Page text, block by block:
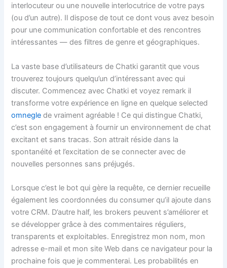
interlocuteur ou une nouvelle interlocutrice de votre pays
(ou d’un autre). Il dispose de tout ce dont vous avez besoin
pour une communication confortable et des rencontres
intéressantes — des filtres de genre et géographiques.
La vaste base d’utilisateurs de Chatki garantit que vous
trouverez toujours quelqu’un d’intéressant avec qui
discuter. Commencez avec Chatki et voyez remark il
transforme votre expérience en ligne en quelque selected
omnegle de vraiment agréable ! Ce qui distingue Chatki,
c’est son engagement à fournir un environnement de chat
excitant et sans tracas. Son attrait réside dans la
spontanéité et l’excitation de se connecter avec de
nouvelles personnes sans préjugés.
Lorsque c’est le bot qui gère la requête, ce dernier recueille
également les coordonnées du consumer qu’il ajoute dans
votre CRM. D’autre half, les brokers peuvent s’améliorer et
se développer grâce à des commentaires réguliers,
transparents et exploitables. Enregistrez mon nom, mon
adresse e-mail et mon site Web dans ce navigateur pour la
prochaine fois que je commenterai. Les probabilités en